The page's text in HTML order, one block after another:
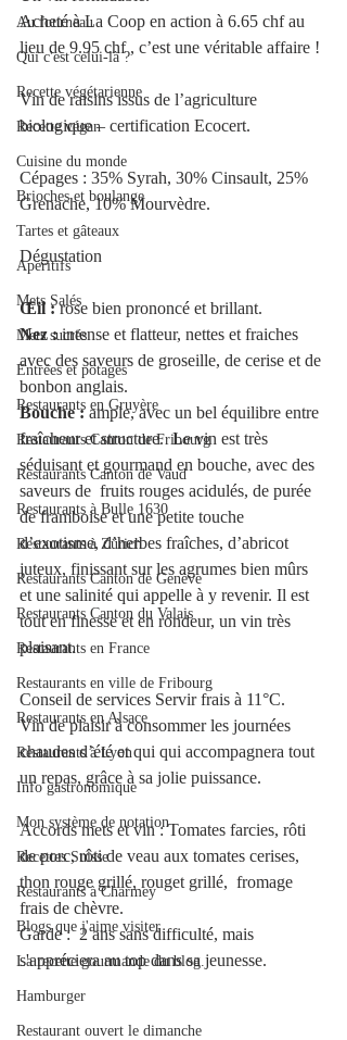
Au fourneau
Qui c'est celui-là ?
Recette végétarienne
Recette végan
Cuisine du monde
Brioches et boulange
Tartes et gâteaux
Apéritifs
Mets Salés
Mets sucrés
Entrées et potages
Restaurants en Gruyère
Restaurants Canton de Fribourg
Restaurants Canton de Vaud
Restaurants à Bulle 1630
Restaurants à Zürich
Restaurants Canton de Genève
Restaurants Canton du Valais
Restaurants en France
Restaurants en ville de Fribourg
Restaurants en Alsace
Restaurants à Lyon
Info gastronomique
Mon système de notation
Recettes Suisse
Restaurants à Charmey
Blogs que j'aime visiter
La recette gourmande du blog.
Hamburger
Restaurant ouvert le dimanche
Acheté à La Coop en action à 6.65 chf au
lieu de 9.95 chf , c’est une véritable affaire !
Vin de raisins issus de l’agriculture
biologique – certification Ecocert.
Cépages : 35% Syrah, 30% Cinsault, 25%
Grenache, 10% Mourvèdre.
Dégustation
Œil : rose bien prononcé et brillant.
Nez : intense et flatteur, nettes et fraiches
avec des saveurs de groseille, de cerise et de
bonbon anglais.
Bouche : ample, avec un bel équilibre entre
fraîcheur et structure.  Le vin est très
séduisant et gourmand en bouche, avec des
saveurs de  fruits rouges acidulés, de purée
de framboise et une petite touche
d’exotisme, d’herbes fraîches, d’abricot
juteux, finissant sur les agrumes bien mûrs
et une salinité qui appelle à y revenir. Il est
tout en finesse et en rondeur, un vin très
plaisant.
Conseil de services Servir frais à 11°C.
Vin de plaisir à consommer les journées
chaudes d’été et qui qui accompagnera tout
un repas, grâce à sa jolie puissance.
Accords mets et vin : Tomates farcies, rôti
de porc, rôti de veau aux tomates cerises,
thon rouge grillé, rouget grillé,  fromage
frais de chèvre.
Garde :  2 ans sans difficulté, mais
s'appréciera au top dans sa jeunesse.